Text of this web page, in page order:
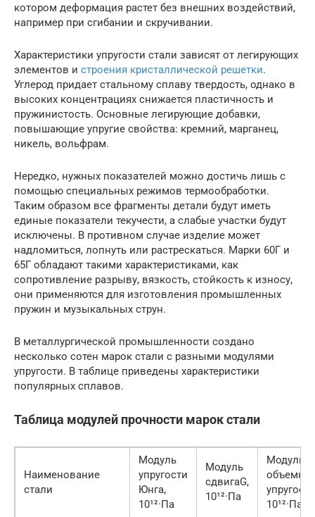
котором деформация растет без внешних воздействий,
например при сгибании и скручивании.
Характеристики упругости стали зависят от легирующих
элементов и строения кристаллической решетки.
Углерод придает стальному сплаву твердость, однако в
высоких концентрациях снижается пластичность и
пружинистость. Основные легирующие добавки,
повышающие упругие свойства: кремний, марганец,
никель, вольфрам.
Нередко, нужных показателей можно достичь лишь с
помощью специальных режимов термообработки.
Таким образом все фрагменты детали будут иметь
единые показатели текучести, а слабые участки будут
исключены. В противном случае изделие может
надломиться, лопнуть или растрескаться. Марки 60Г и
65Г обладают такими характеристиками, как
сопротивление разрыву, вязкость, стойкость к износу,
они применяются для изготовления промышленных
пружин и музыкальных струн.
В металлургической промышленности создано
несколько сотен марок стали с разными модулями
упругости. В таблице приведены характеристики
популярных сплавов.
Таблица модулей прочности марок стали
Наименование
стали
Модуль
упругости
Юнга,
10¹²·Па
Модуль
сдвигаG,
10¹²·Па
Модуль
10¹²·Па